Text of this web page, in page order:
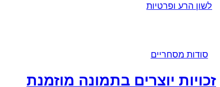
לשון הרע ופרטיות
סודות מסחריים
זכויות יוצרים בתמונה מוזמנת